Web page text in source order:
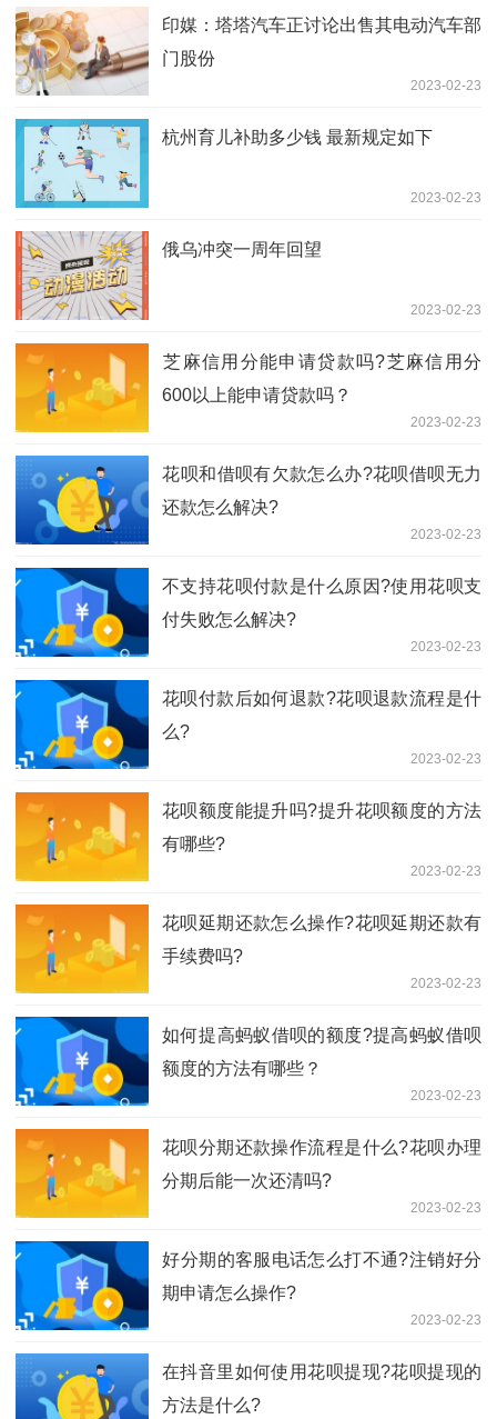
印媒：塔塔汽车正讨论出售其电动汽车部
门股份
2023-02-23
杭州育儿补助多少钱 最新规定如下
2023-02-23
俄乌冲突一周年回望
2023-02-23
​芝麻信用分能申请贷款吗?芝麻信用分
600以上能申请贷款吗？
2023-02-23
​花呗和借呗有欠款怎么办?花呗借呗无力
还款怎么解决?
2023-02-23
不支持花呗付款是什么原因?使用花呗支
付失败怎么解决?
2023-02-23
花呗付款后如何退款?花呗退款流程是什
么?
2023-02-23
花呗额度能提升吗?提升花呗额度的方法
有哪些?
2023-02-23
花呗延期还款怎么操作?花呗延期还款有
手续费吗?
2023-02-23
如何​提高蚂蚁借呗的额度?提高蚂蚁借呗
额度的方法有哪些？
2023-02-23
花呗分期还款操作流程是什么?花呗办理
分期后能一次还清吗?
2023-02-23
​好分期的客服电话怎么打不通?注销好分
期申请怎么操作?
2023-02-23
在抖音里如何使用花呗提现?花呗提现的
方法是什么?